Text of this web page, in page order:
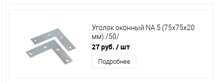
Уголок оконный NA 5 (75х75х20
мм) /50/
27 руб. / шт
Подробнее